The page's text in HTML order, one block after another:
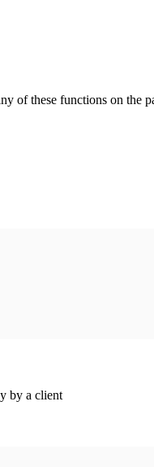
of these functions on the
by a client